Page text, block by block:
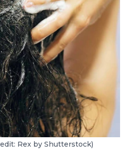
Rex by Shutterstock)